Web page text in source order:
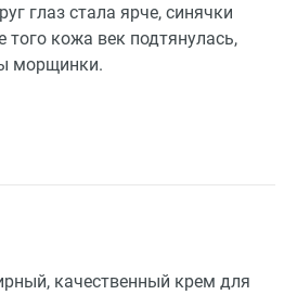
глаз стала ярче, синячки
того кожа век подтянулась,
морщинки.
качественный крем для